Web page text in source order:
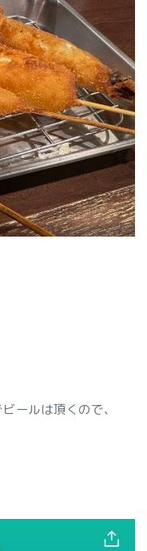
ールは頂くので、